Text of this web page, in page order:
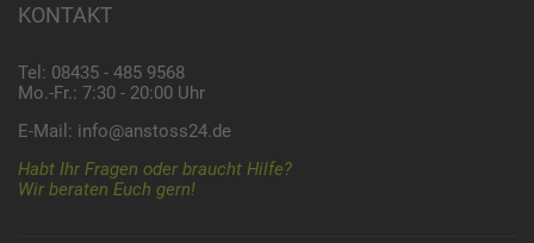
KONTAKT
Tel: 08435 - 485 9568
Mo.-Fr.: 7:30 - 20:00 Uhr
E-Mail: info@anstoss24.de
Habt Ihr Fragen oder braucht Hilfe?
Wir beraten Euch gern!